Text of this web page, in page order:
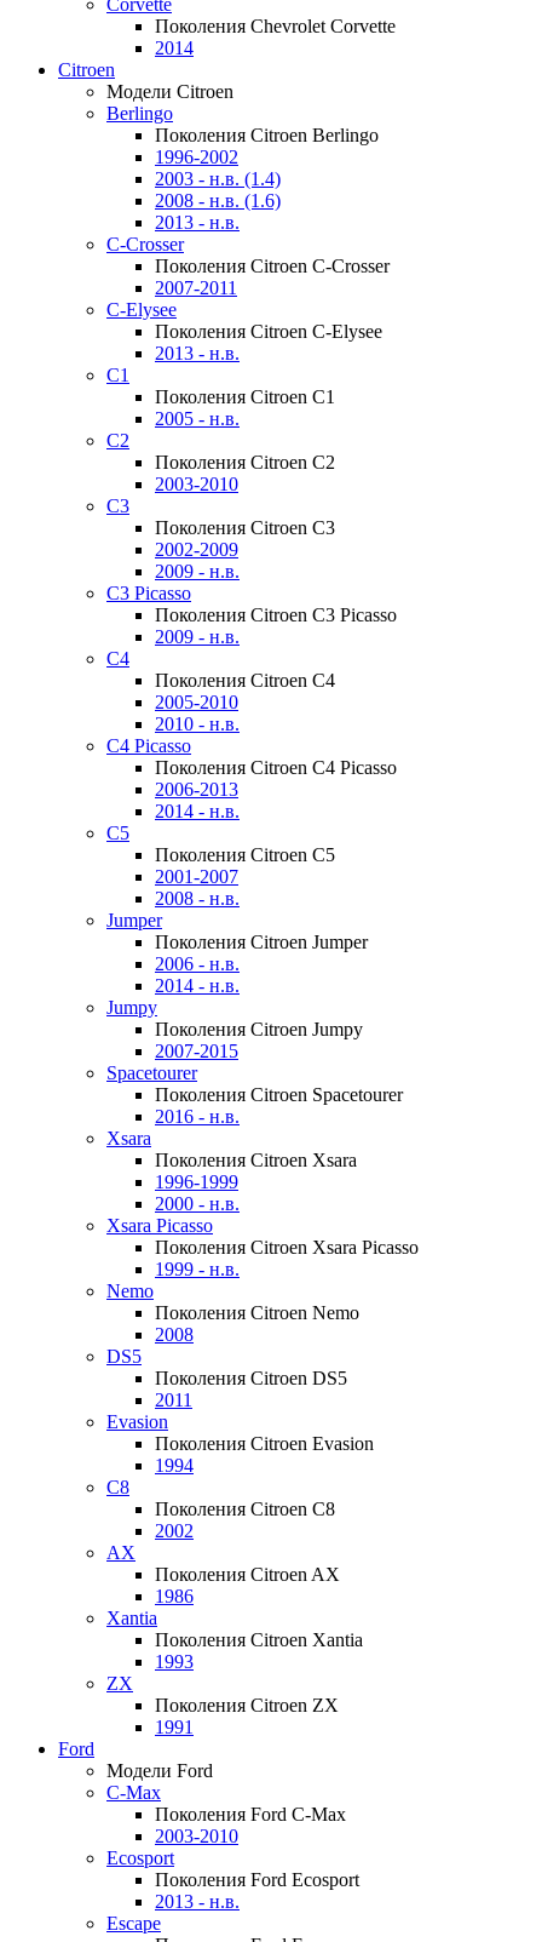
Corvette
Поколения Chevrolet Corvette
2014
Citroen
Модели Citroen
Berlingo
Поколения Citroen Berlingo
1996-2002
2003 - н.в. (1.4)
2008 - н.в. (1.6)
2013 - н.в.
C-Crosser
Поколения Citroen C-Crosser
2007-2011
C-Elysee
Поколения Citroen C-Elysee
2013 - н.в.
C1
Поколения Citroen C1
2005 - н.в.
C2
Поколения Citroen C2
2003-2010
C3
Поколения Citroen C3
2002-2009
2009 - н.в.
C3 Picasso
Поколения Citroen C3 Picasso
2009 - н.в.
C4
Поколения Citroen C4
2005-2010
2010 - н.в.
C4 Picasso
Поколения Citroen C4 Picasso
2006-2013
2014 - н.в.
C5
Поколения Citroen C5
2001-2007
2008 - н.в.
Jumper
Поколения Citroen Jumper
2006 - н.в.
2014 - н.в.
Jumpy
Поколения Citroen Jumpy
2007-2015
Spacetourer
Поколения Citroen Spacetourer
2016 - н.в.
Xsara
Поколения Citroen Xsara
1996-1999
2000 - н.в.
Xsara Picasso
Поколения Citroen Xsara Picasso
1999 - н.в.
Nemo
Поколения Citroen Nemo
2008
DS5
Поколения Citroen DS5
2011
Evasion
Поколения Citroen Evasion
1994
C8
Поколения Citroen C8
2002
AX
Поколения Citroen AX
1986
Xantia
Поколения Citroen Xantia
1993
ZX
Поколения Citroen ZX
1991
Ford
Модели Ford
C-Max
Поколения Ford C-Max
2003-2010
Ecosport
Поколения Ford Ecosport
2013 - н.в.
Escape